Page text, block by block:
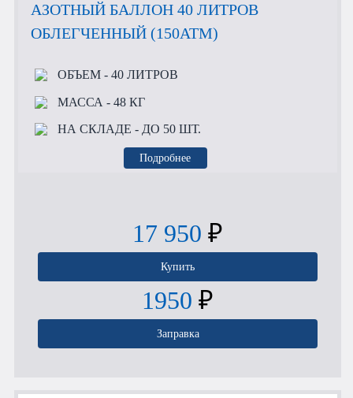
АЗОТНЫЙ БАЛЛОН 40 ЛИТРОВ
ОБЛЕГЧЕННЫЙ (150АТМ)
ОБЪЕМ- 40 ЛИТРОВ
МАССА - 48 КГ
НА СКЛАДЕ - ДО 50 ШТ.
Подробнее
17 950 ₽
Купить
1950 ₽
Заправка